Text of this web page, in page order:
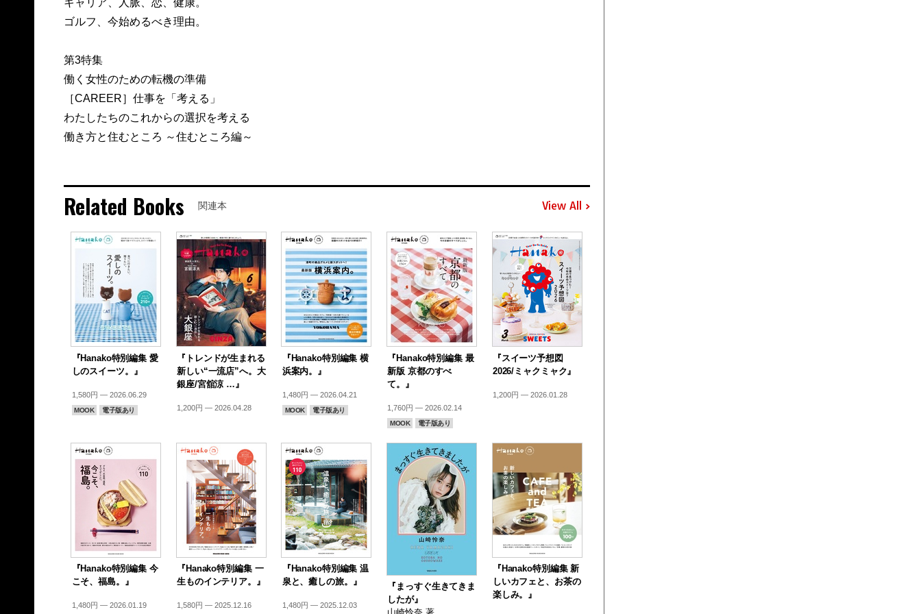
キャリア、人脈、恋、健康。
ゴルフ、今始めるべき理由。
第3特集
働く女性のための転機の準備
［CAREER］仕事を「考える」
わたしたちのこれからの選択を考える
働き方と住むところ ～住むところ編～
Related Books 関連本 View All
『Hanako特別編集 愛
しのスイーツ。』
1,580円 — 2026.06.29
MOOK 電子版あり
『トレンドが生まれる
新しい“一流店”へ。大
銀座/宮舘涼 …』
1,200円 — 2026.04.28
『Hanako特別編集 横
浜案内。』
1,480円 — 2026.04.21
MOOK 電子版あり
『Hanako特別編集 最
新版 京都のすべ
て。』
1,760円 — 2026.02.14
MOOK 電子版あり
『スイーツ予想図
2026/ミャクミャク』
1,200円 — 2026.01.28
『Hanako特別編集 今
こそ、福島。』
1,480円 — 2026.01.19
『Hanako特別編集 一
生ものインテリア。』
1,580円 — 2025.12.16
『Hanako特別編集 温
泉と、癒しの旅。』
1,480円 — 2025.12.03
『まっすぐ生きてきま
したが』
『Hanako特別編集 新
しいカフェと、お茶の
楽しみ。』